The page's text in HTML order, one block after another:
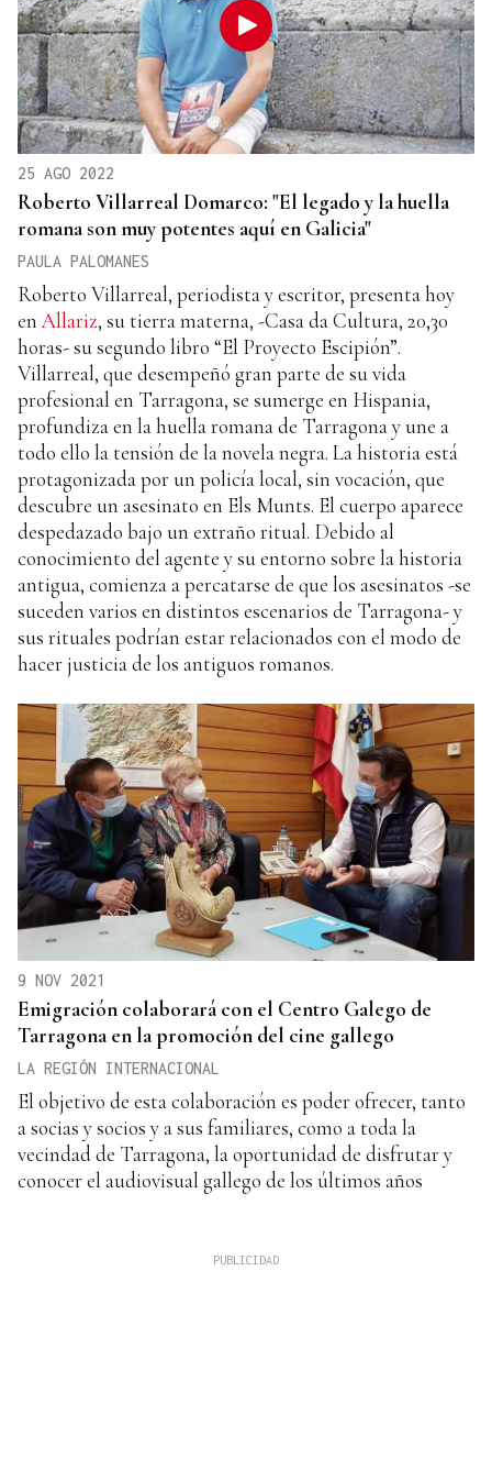
25 AGO 2022
Roberto Villarreal Domarco: "El legado y la huella
romana son muy potentes aquí en Galicia"
PAULA PALOMANES
Roberto Villarreal, periodista y escritor, presenta hoy
enAllariz, su tierra materna, -Casa da Cultura, 20,30
horas- su segundo libro “El Proyecto Escipión”.
Villarreal, que desempeñó gran parte de su vida
profesional en Tarragona, se sumerge en Hispania,
profundiza en la huella romana de Tarragona y une a
todo ello la tensión de la novela negra. La historia está
protagonizada por un policía local, sin vocación, que
descubre un asesinato en Els Munts. El cuerpo aparece
despedazado bajo un extraño ritual. Debido al
conocimiento del agente y su entorno sobre la historia
antigua, comienza a percatarse de que los asesinatos -se
suceden varios en distintos escenarios de Tarragona- y
sus rituales podrían estar relacionados con el modo de
hacer justicia de los antiguos romanos.
9 NOV 2021
Emigración colaborará con el Centro Galego de
Tarragona en la promoción del cine gallego
LA REGIÓN INTERNACIONAL
El objetivo de esta colaboración es poder ofrecer, tanto
a socias y socios y a sus familiares, como a toda la
vecindad de Tarragona, la oportunidad de disfrutar y
conocer el audiovisual gallego de los últimos años